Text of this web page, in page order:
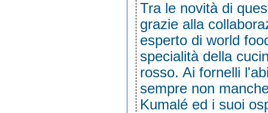
Tra le novità di
grazie alla
esperto di world
specialità della
rosso. Ai fornelli
sempre non
Kumalé ed i suoi